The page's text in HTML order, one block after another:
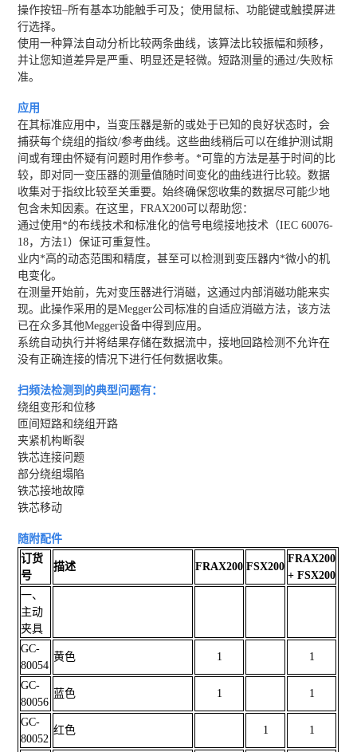
操作按钮–所有基本功能触手可及；使用鼠标、功能键或触摸屏进
行选择。
使用一种算法自动分析比较两条曲线，该算法比较振幅和频移，
并让您知道差异是严重、明显还是轻微。短路测量的通过/失败标
准。
应用
在其标准应用中，当变压器是新的或处于已知的良好状态时，会
捕获每个绕组的指纹/参考曲线。这些曲线稍后可以在维护测试期
间或有理由怀疑有问题时用作参考。*可靠的方法是基于时间的比
较，即对同一变压器的测量值随时间变化的曲线进行比较。数据
收集对于指纹比较至关重要。始终确保您收集的数据尽可能少地
包含未知因素。在这里，FRAX200可以帮助您：
通过使用*的布线技术和标准化的信号电缆接地技术（IEC 60076-
18，方法1）保证可重复性。
业内*高的动态范围和精度，甚至可以检测到变压器内*微小的机
电变化。
在测量开始前，先对变压器进行消磁，这通过内部消磁功能来实
现。此操作采用的是Megger公司标准的自适应消磁方法，该方法
已在众多其他Megger设备中得到应用。
系统自动执行并将结果存储在数据流中，接地回路检测不允许在
没有正确连接的情况下进行任何数据收集。
扫频法检测到的典型问题有：
绕组变形和位移
匝间短路和绕组开路
夹紧机构断裂
铁芯连接问题
部分绕组塌陷
铁芯接地故障
铁芯移动
随附配件
订货
号
描述 FRAX200 FSX200
FRAX200
+ FSX200
一、
主动
夹具
GC-
80054
黄色 1 1
GC-
80056
蓝色 1 1
GC-
80052
红色 1 1